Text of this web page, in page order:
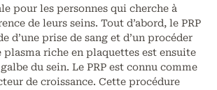
pour les personnes qui cherche à
de leurs seins. Tout d’abord, le PRP
d’une prise de sang et d’un procéder
plasma riche en plaquettes est ensuite
du sein. Le PRP est connu comme
de croissance. Cette procédure